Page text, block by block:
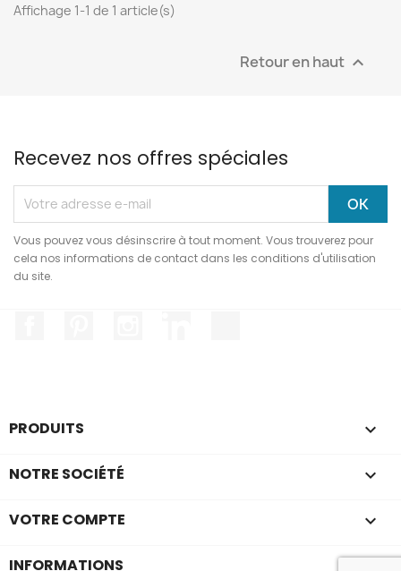
Affichage 1-1 de 1 article(s)
Retour en haut 
Recevez nos offres spéciales
Vous pouvez vous désinscrire à tout moment. Vous trouverez pour
cela nos informations de contact dans les conditions d'utilisation
du site.
PRODUITS 
NOTRE SOCIÉTÉ 
VOTRE COMPTE 
INFORMATIONS